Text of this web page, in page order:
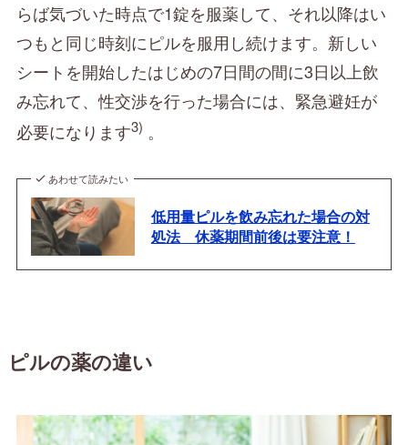
らば気づいた時点で1錠を服薬して、それ以降はい
つもと同じ時刻にピルを服用し続けます。新しい
シートを開始したはじめの7日間の間に3日以上飲
み忘れて、性交渉を行った場合には、緊急避妊が
必要になります3) 。
あわせて読みたい
低用量ピルを飲み忘れた場合の対
処法 休薬期間前後は要注意！
ピルの薬の違い